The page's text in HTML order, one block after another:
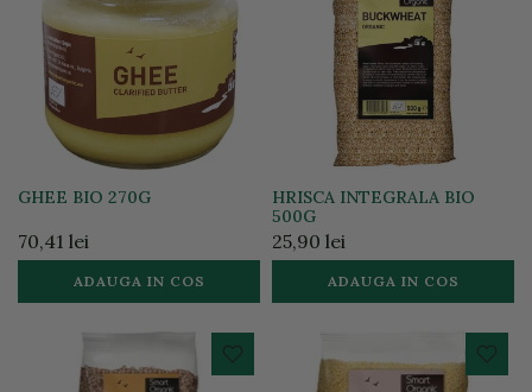
GHEE BIO 270G
70,41 lei
ADAUGA IN COS
HRISCA INTEGRALA BIO
500G
25,90 lei
ADAUGA IN COS